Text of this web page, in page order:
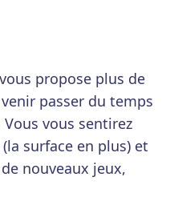
propose plus de
passer du temps
vous sentirez
surface en plus) et
nouveaux jeux,